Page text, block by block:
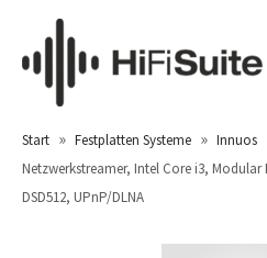
Start » Festplatten Systeme » Innuos
Netzwerkstreamer, Intel Core i3, Modular
DSD512, UPnP/DLNA